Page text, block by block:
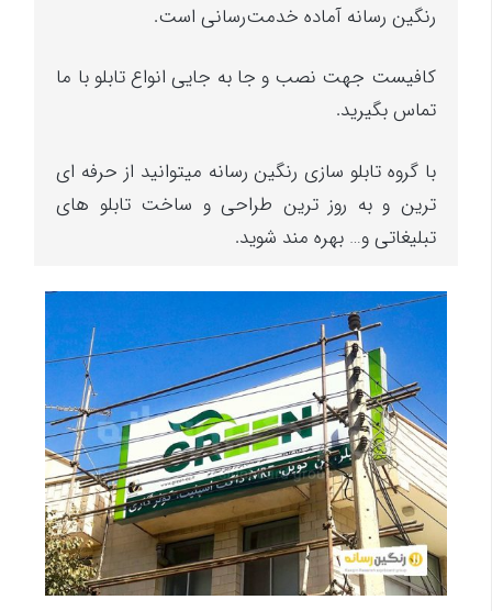
رنگین رسانه آماده خدمت‌رسانی است.
کافیست جهت نصب و جا به جایی انواع تابلو با ما
تماس بگیرید.
با گروه تابلو سازی رنگین رسانه میتوانید از حرفه ای
ترین و به روز ترین طراحی و ساخت تابلو های
تبلیغاتی و… بهره مند شوید.